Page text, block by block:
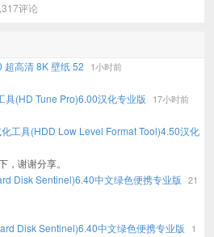
评论
超高清 8K 壁纸 52 1小时前
具(HD Tune Pro)6.00汉化专业版 17小时前
工具(HDD Low Level Format Tool)4.50汉化
，谢谢分享。
Disk Sentinel)6.40中文绿色便携专业版 21
Disk Sentinel)6.40中文绿色便携专业版
1